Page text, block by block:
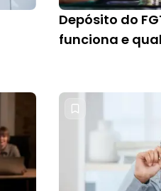
Depósito do
funciona e